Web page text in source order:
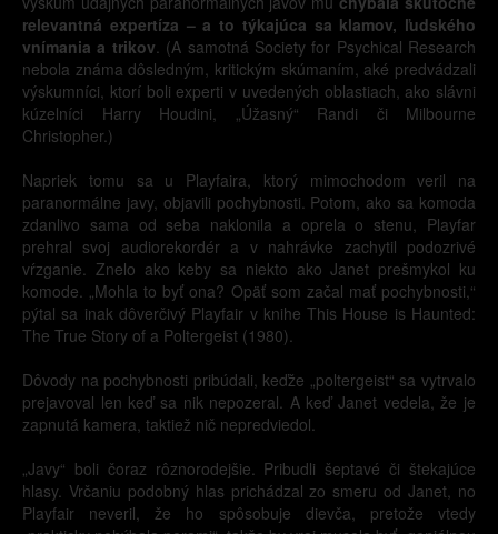
relevantná expertíza – a to týkajúca sa klamov, ľudského
vnímania a trikov. (A samotná Society for Psychical Research
nebola známa dôsledným, kritickým skúmaním, aké predvádzali
výskumníci, ktorí boli experti v uvedených oblastiach, ako slávni
kúzelníci Harry Houdini, „Úžasný“ Randi či Milbourne
Christopher.)
Napriek tomu sa u Playfaira, ktorý mimochodom veril na
paranormálne javy, objavili pochybnosti. Potom, ako sa komoda
zdanlivo sama od seba naklonila a oprela o stenu, Playfar
prehral svoj audiorekordér a v nahrávke zachytil podozrivé
vŕzganie. Znelo ako keby sa niekto ako Janet prešmykol ku
komode. „Mohla to byť ona? Opäť som začal mať pochybnosti,“
pýtal sa inak dôverčivý Playfair v knihe This House is Haunted:
The True Story of a Poltergeist (1980).
Dôvody na pochybnosti pribúdali, keďže „poltergeist“ sa vytrvalo
prejavoval len keď sa nik nepozeral. A keď Janet vedela, že je
zapnutá kamera, taktiež nič nepredviedol.
„Javy“ boli čoraz rôznorodejšie. Pribudli šeptavé či štekajúce
hlasy. Vrčaniu podobný hlas prichádzal zo smeru od Janet, no
Playfair neveril, že ho spôsobuje dievča, pretože vtedy